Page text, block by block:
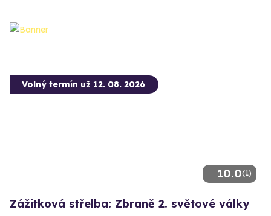
10.0(1)
Volný termín už 12. 08. 2026
Zážitková střelba: Zbraně 2. světové války